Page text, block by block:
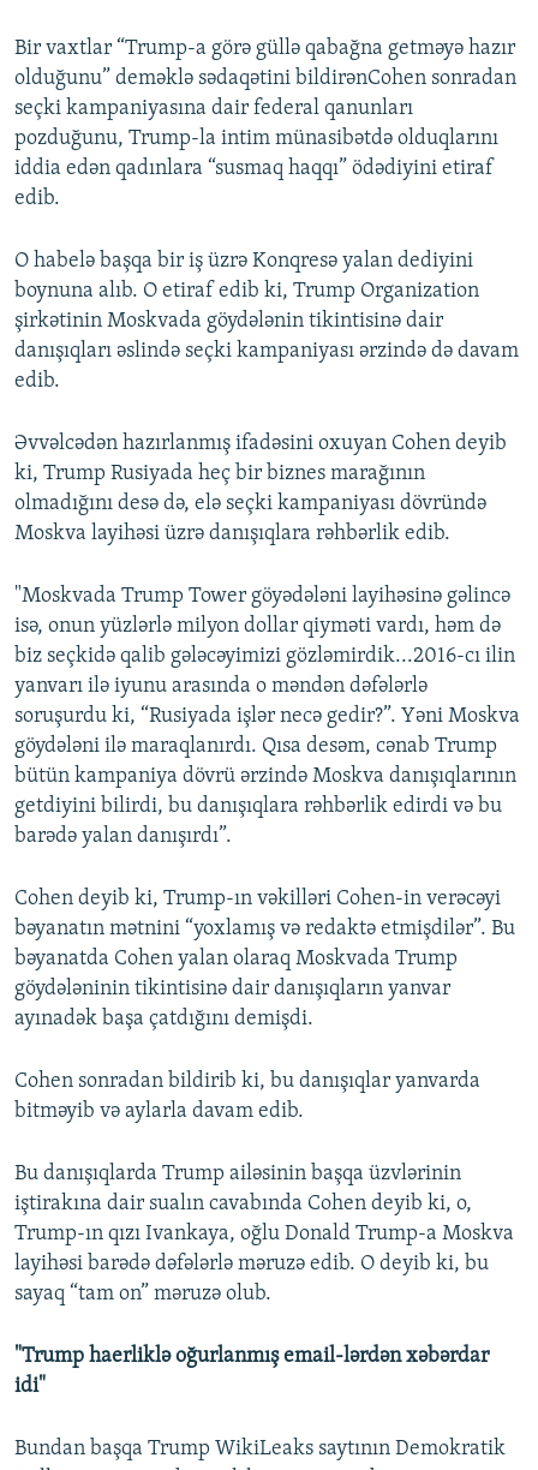
Bir vaxtlar “Trump-a görə güllə qabağna getməyə hazır
olduğunu” deməklə sədaqətini bildirənCohen sonradan
seçki kampaniyasına dair federal qanunları
pozduğunu, Trump-la intim münasibətdə olduqlarını
iddia edən qadınlara “susmaq haqqı” ödədiyini etiraf
edib.
O habelə başqa bir iş üzrə Konqresə yalan dediyini
boynuna alıb. O etiraf edib ki, Trump Organization
şirkətinin Moskvada göydələnin tikintisinə dair
danışıqları əslində seçki kampaniyası ərzində də davam
edib.
Əvvəlcədən hazırlanmış ifadəsini oxuyan Cohen deyib
ki, Trump Rusiyada heç bir biznes marağının
olmadığını desə də, elə seçki kampaniyası dövründə
Moskva layihəsi üzrə danışıqlara rəhbərlik edib.
"Moskvada Trump Tower göyədələni layihəsinə gəlincə
isə, onun yüzlərlə milyon dollar qiyməti vardı, həm də
biz seçkidə qalib gələcəyimizi gözləmirdik...2016-cı ilin
yanvarı ilə iyunu arasında o məndən dəfələrlə
soruşurdu ki, “Rusiyada işlər necə gedir?”. Yəni Moskva
göydələni ilə maraqlanırdı. Qısa desəm, cənab Trump
bütün kampaniya dövrü ərzində Moskva danışıqlarının
getdiyini bilirdi, bu danışıqlara rəhbərlik edirdi və bu
barədə yalan danışırdı”.
Cohen deyib ki, Trump-ın vəkilləri Cohen-in verəcəyi
bəyanatın mətnini “yoxlamış və redaktə etmişdilər”. Bu
bəyanatda Cohen yalan olaraq Moskvada Trump
göydələninin tikintisinə dair danışıqların yanvar
ayınadək başa çatdığını demişdi.
Cohen sonradan bildirib ki, bu danışıqlar yanvarda
bitməyib və aylarla davam edib.
Bu danışıqlarda Trump ailəsinin başqa üzvlərinin
iştirakına dair sualın cavabında Cohen deyib ki, o,
Trump-ın qızı Ivankaya, oğlu Donald Trump-a Moskva
layihəsi barədə dəfələrlə məruzə edib. O deyib ki, bu
sayaq “tam on” məruzə olub.
"Trump haerliklə oğurlanmış email-lərdən xəbərdar
idi"
Bundan başqa Trump WikiLeaks saytının Demokratik